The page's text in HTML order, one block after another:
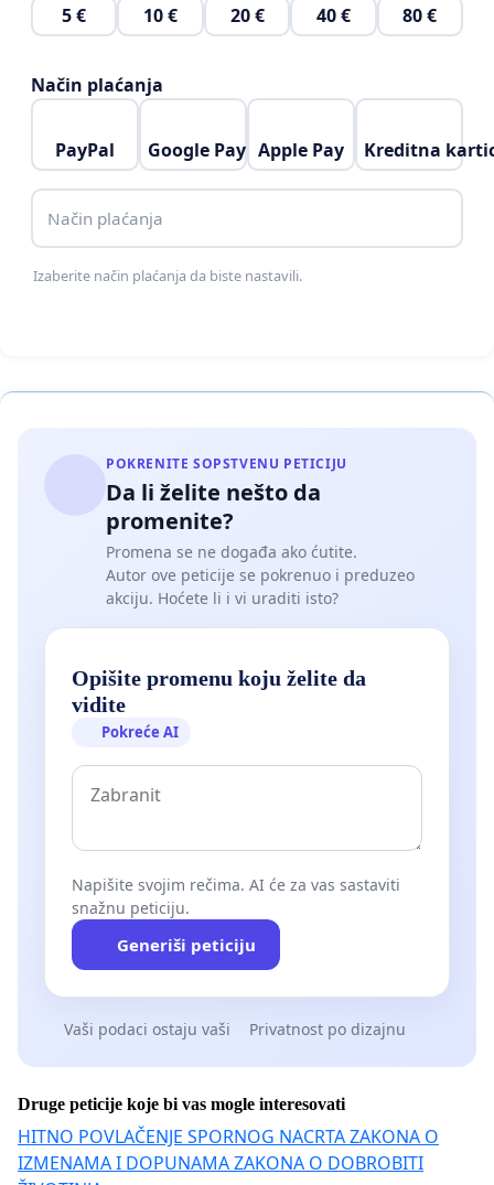
5 €
10 € 20 € 40 € 80 €
Način plaćanja
PayPal Google Pay Apple Pay Kreditna
Način plaćanja
Izaberite način plaćanja da biste nastavili.
POKRENITE SOPSTVENU PETICIJU
Da li želite nešto da
promenite?
Promena se ne događa ako ćutite.
Autor ove peticije se pokrenuo i preduzeo
akciju. Hoćete li i vi uraditi isto?
Opišite promenu koju želite da
vidite
Pokreće AI
Napišite svojim rečima. AI će za vas sastaviti
snažnu peticiju.
Generiši peticiju
Vaši podaci ostaju vaši Privatnost po dizajnu
Druge peticije koje bi vas mogle interesovati
HITNO POVLAČENJE SPORNOG NACRTA ZAKONA O
IZMENAMA I DOPUNAMA ZAKONA O DOBROBITI